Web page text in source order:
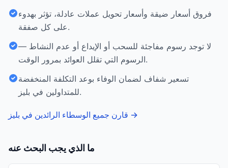
فروق أسعار ضيقة وأسعار تحويل عملات عادلة، تؤثر بهدوء
على كل صفقة.
لا توجد رسوم مفاجئة للسحب أو الإيداع أو عدم النشاط —
الرسوم التي تقلل العوائد بمرور الوقت.
تسعير شفاف لضمان الوفاء بوعد التكلفة المنخفضة
للمتداولين في بليز.
قارن جميع الوسطاء الرائدين في بليز →
ما الذي يجب البحث عنه